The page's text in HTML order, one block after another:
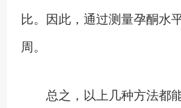
比。因此，通过测量孕酮水
周。
总之，以上几种方法都